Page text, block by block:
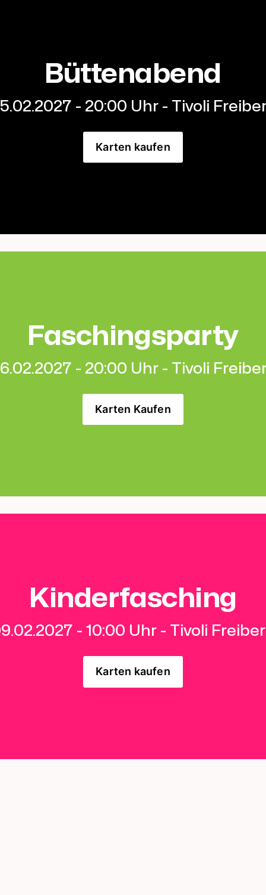
Büttenabend
- 20:00 Uhr - Tivoli
Karten kaufen
Faschingsparty
- 20:00 Uhr - Tivoli
Karten Kaufen
Kinderfasching
- 10:00 Uhr - Tivoli
Karten kaufen